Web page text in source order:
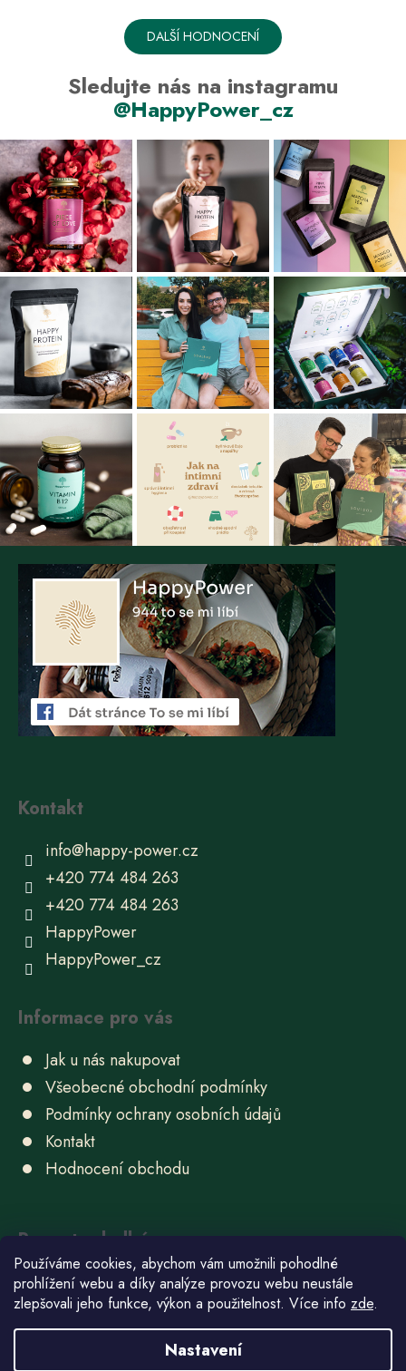
Používáme cookies, abychom vám umožnili pohodlné
prohlížení webu a díky analýze provozu webu neustále
zlepšovali jeho funkce, výkon a použitelnost. Více info zde.
Nastavení
DALŠÍ HODNOCENÍ
Sledujte nás na instagramu
@HappyPower_cz
Kontakt
info@happy-power.cz
+420 774 484 263
+420 774 484 263
HappyPower
HappyPower_cz
Informace pro vás
Jak u nás nakupovat
Všeobecné obchodní podmínky
Podmínky ochrany osobních údajů
Kontakt
Hodnocení obchodu
Recepty sladké
Ube chlebíček
22.6.2026
Domácí bonbóny